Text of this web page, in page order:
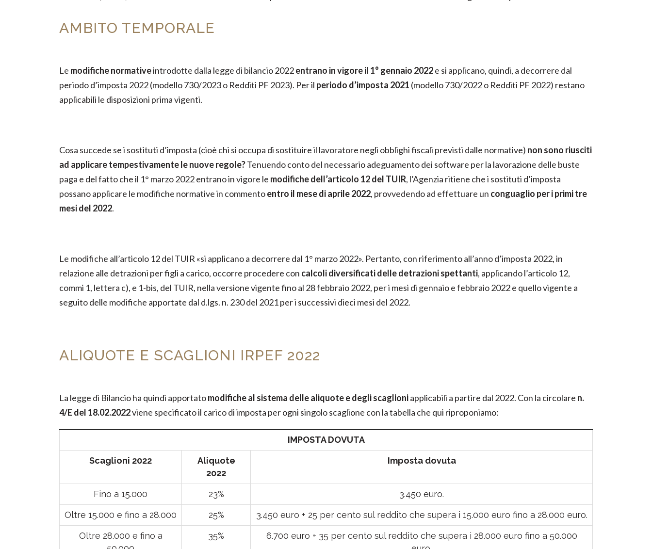
AMBITO TEMPORALE
Le modifiche normativeintrodotte dalla legge di bilancio 2022entrano in vigore il 1° gennaio 2022e si applicano, quindi, a decorrere dal
periodo d’imposta 2022 (modello 730/2023 o Redditi PF 2023). Per il periodo d’imposta 2021 (modello 730/2022 o Redditi PF 2022) restano
applicabili le disposizioni prima vigenti.
Cosa succede se i sostituti d’imposta (cioè chi si occupa di sostituire il lavoratore negli obblighi fiscali previsti dalle normative) non sono riusciti
ad applicare tempestivamente le nuove regole?Tenuendo conto del necessario adeguamento dei software per la lavorazione delle buste
paga e del fatto che il 1° marzo 2022 entrano in vigore le modifiche dell’articolo 12 del TUIR, l’Agenzia ritiene che i sostituti d’imposta
possano applicare le modifiche normative in commentoentro il mese di aprile 2022, provvedendo ad effettuare un conguaglio per i primi tre
mesi del 2022.
Le modifiche all’articolo 12 del TUIR «si applicano a decorrere dal 1° marzo 2022». Pertanto, con riferimento all’anno d’imposta 2022, in
relazione alle detrazioni per figli a carico, occorre procedere con calcoli diversificati delle detrazioni spettanti, applicando l’articolo 12,
commi 1, lettera c), e 1-bis, del TUIR, nella versione vigente fino al 28 febbraio 2022, per i mesi di gennaio e febbraio 2022 e quello vigente a
seguito delle modifiche apportate dal d.lgs. n. 230 del 2021 per i successivi dieci mesi del 2022.
ALIQUOTE E SCAGLIONI IRPEF 2022
La legge di Bilancio ha quindi apportatomodifiche al sistema delle aliquote e degli scaglioniapplicabili a partire dal 2022. Con la circolare n.
4/E del 18.02.2022viene specificato il carico di imposta per ogni singolo scaglione con la tabella che qui riproponiamo:
IMPOSTA DOVUTA
Scaglioni 2022
Aliquote
2022
Imposta dovuta
Fino a 15.000 23% 3.450 euro.
Oltre 15.000 e fino a 28.000 25% 3.450 euro + 25 per cento sul reddito che supera i 15.000 euro fino a 28.000 euro.
Oltre 28.000 e fino a
35%
6.700 euro + 35 per cento sul reddito che supera i 28.000 euro fino a 50.000